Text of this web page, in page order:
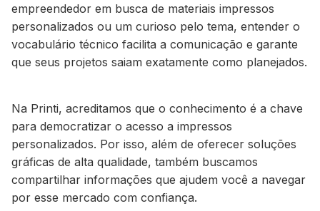
empreendedor em busca de materiais impressos
personalizados ou um curioso pelo tema, entender o
vocabulário técnico facilita a comunicação e garante
que seus projetos saiam exatamente como planejados.
Na Printi, acreditamos que o conhecimento é a chave
para democratizar o acesso a impressos
personalizados. Por isso, além de oferecer soluções
gráficas de alta qualidade, também buscamos
compartilhar informações que ajudem você a navegar
por esse mercado com confiança.